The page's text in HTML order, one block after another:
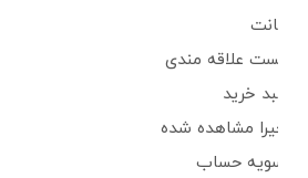
اکانت
لیست علاقه مندی
سبد خرید
اخیرا مشاهده شده
تسویه حساب